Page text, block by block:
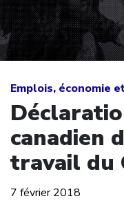
Emplois, économie
canadien
travail du
7 février 2018